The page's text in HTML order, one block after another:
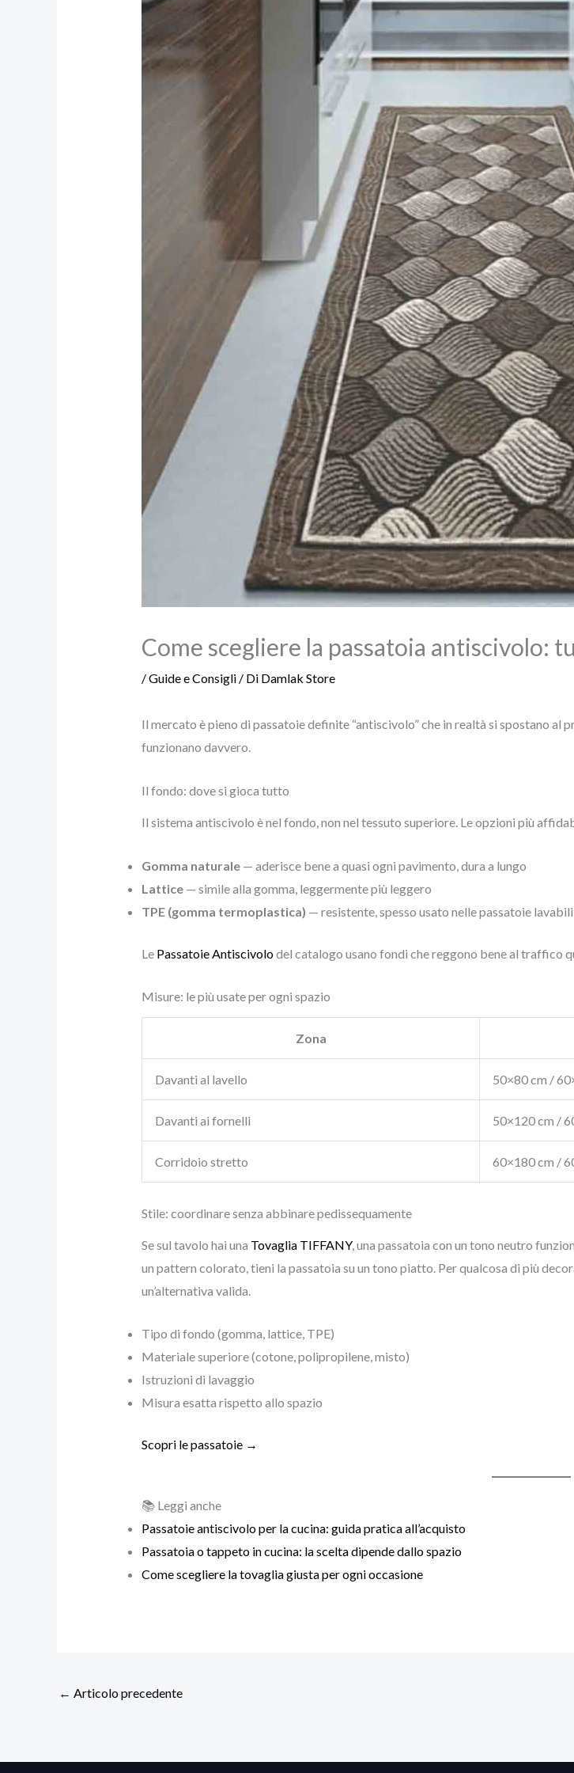
Come scegliere la passatoia antiscivolo:
/Guide e Consigli/ Di Damlak Store
Il mercato è pieno di passatoie definite “antiscivolo” che in realtà si spostano al
funzionano davvero.
Il fondo: dove si gioca tutto
Il sistema antiscivolo è nel fondo, non nel tessuto superiore. Le opzioni più
Gomma naturale— aderisce bene a quasi ogni pavimento, dura a lungo
Lattice— simile alla gomma, leggermente più leggero
TPE (gomma termoplastica) — resistente, spesso usato nelle passatoie lavabili
Le Passatoie Antiscivolodel catalogo usano fondi che reggono bene al traffico
Misure: le più usate per ogni spazio
Zona
Davanti al lavello 50×80 cm /
Davanti ai fornelli 50×120 cm /
Corridoio stretto 60×180 cm /
Stile: coordinare senza abbinare pedissequamente
Se sul tavolo hai una Tovaglia TIFFANY, una passatoia con un tono neutro
un pattern colorato, tieni la passatoia su un tono piatto. Per qualcosa di più
un’alternativa valida.
Tipo di fondo (gomma, lattice, TPE)
Materiale superiore (cotone, polipropilene, misto)
Istruzioni di lavaggio
Misura esatta rispetto allo spazio
Scopri le passatoie →
📚 Leggi anche
Passatoie antiscivolo per la cucina: guida pratica all’acquisto
Passatoia o tappeto in cucina: la scelta dipende dallo spazio
Come scegliere la tovaglia giusta per ogni occasione
← Articolo precedente